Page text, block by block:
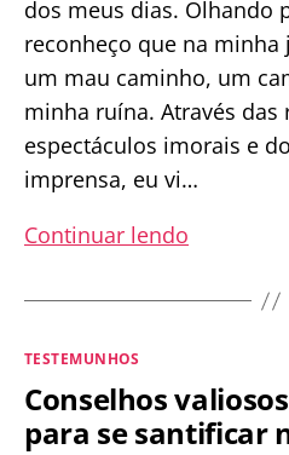
dos meus dias. Olhando
reconheço que na minha
um mau caminho, um
minha ruína. Através das
espectáculos imorais e
imprensa, eu vi…
Continuar lendo
do
Santa
Maria
Categorias
TESTEMUNHOS
Conselhos
para se santificar